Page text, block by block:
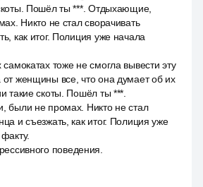
Пошёл ты ***. Отдыхающие,
Никто не стал сворачивать
как итог. Полиция уже начала
тоже не смогла вывести эту
женщины все, что она думает об их
такие скоты. Пошёл ты ***.
были не промах. Никто не стал
и съезжать, как итог. Полиция уже
поведения.